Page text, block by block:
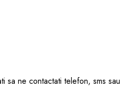
sa ne contactati telefon, sms sau